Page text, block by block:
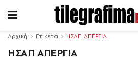
Αρχική Ετικέτα ΗΣΑΠ ΑΠΕΡΓΙΑ
ΗΣΑΠ ΑΠΕΡΓΙΑ